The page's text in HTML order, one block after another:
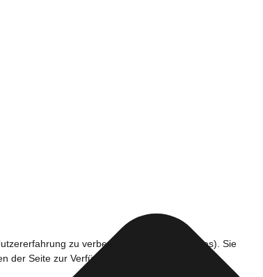
zu verbessern (Tracking Cookies). Sie
der Seite zur Verfügung stehen.